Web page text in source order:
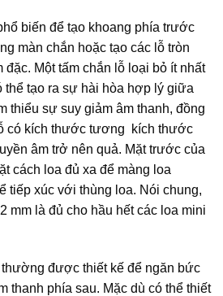
biến để tạo khoang phía trước
màn chắn hoặc tạo các lỗ tròn
đặc. Một tấm chắn lỗ loại bỏ ít nhất
thể tạo ra sự hài hòa hợp lý giữa
thiểu sự suy giảm âm thanh, đồng
có kích thước tương kích thước
âm trở nên quả. Mặt trước của
cách loa đủ xa để màng loa
tiếp xúc với thùng loa. Nói chung,
mm là đủ cho hầu hết các loa mini
thường được thiết kế để ngăn bức
thanh phía sau. Mặc dù có thể thiết